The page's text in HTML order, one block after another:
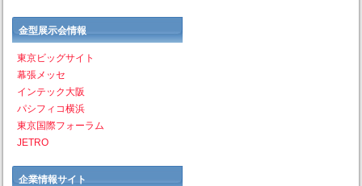
金型展示会情報
東京ビッグサイト
幕張メッセ
インテック大阪
パシフィコ横浜
東京国際フォーラム
JETRO
企業情報サイト